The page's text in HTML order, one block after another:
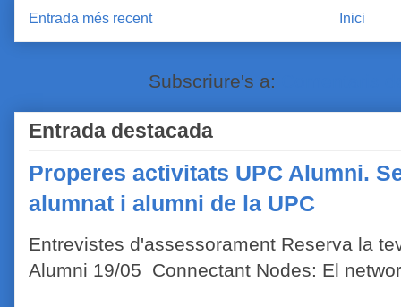
Entrada més recent Inici
Subscriure's a:
Entrada destacada
Properes activitats UPC Alumni.
alumnat i alumni de la UPC
Entrevistes d'assessorament Reserva la
Alumni 19/05 Connectant Nodes: El